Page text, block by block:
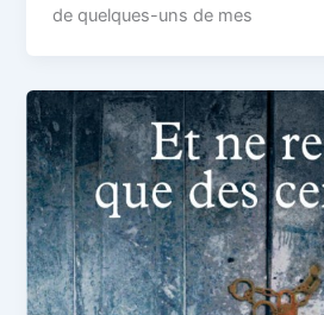
de quelques-uns de mes